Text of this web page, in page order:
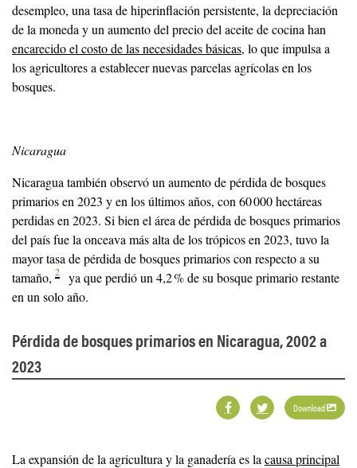
desempleo, una tasa de hiperinflación persistente, la depreciación
de la moneda y un aumento del precio del aceite de cocina han
encarecido el costo de las necesidades básicas, lo que impulsa a
los agricultores a establecer nuevas parcelas agrícolas en los
bosques.
Nicaragua
Nicaragua también observó un aumento de pérdida de bosques
primarios en 2023 y en los últimos años, con 60 000 hectáreas
perdidas en 2023. Si bien el área de pérdida de bosques primarios
del país fue la onceava más alta de los trópicos en 2023, tuvo la
mayor tasa de pérdida de bosques primarios con respecto a su
tamaño, 2
ya que perdió un 4,2 % de su bosque primario restante
en un solo año.
Pérdida de bosques primarios en Nicaragua, 2002 a
2023
Download
La expansión de la agricultura y la ganadería es la causa principal